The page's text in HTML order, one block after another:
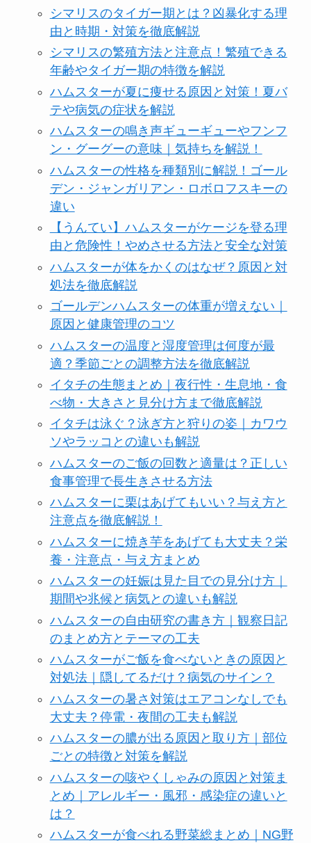
シマリスのタイガー期とは？凶暴化する理
由と時期・対策を徹底解説
シマリスの繁殖方法と注意点！繁殖できる
年齢やタイガー期の特徴を解説
ハムスターが夏に痩せる原因と対策！夏バ
テや病気の症状を解説
ハムスターの鳴き声ギューギューやフンフ
ン・グーグーの意味｜気持ちを解説！
ハムスターの性格を種類別に解説！ゴール
デン・ジャンガリアン・ロボロフスキーの
違い
【うんてい】ハムスターがケージを登る理
由と危険性！やめさせる方法と安全な対策
ハムスターが体をかくのはなぜ？原因と対
処法を徹底解説
ゴールデンハムスターの体重が増えない｜
原因と健康管理のコツ
ハムスターの温度と湿度管理は何度が最
適？季節ごとの調整方法を徹底解説
イタチの生態まとめ｜夜行性・生息地・食
べ物・大きさと見分け方まで徹底解説
イタチは泳ぐ？泳ぎ方と狩りの姿｜カワウ
ソやラッコとの違いも解説
ハムスターのご飯の回数と適量は？正しい
食事管理で長生きさせる方法
ハムスターに栗はあげてもいい？与え方と
注意点を徹底解説！
ハムスターに焼き芋をあげても大丈夫？栄
養・注意点・与え方まとめ
ハムスターの妊娠は見た目での見分け方｜
期間や兆候と病気との違いも解説
ハムスターの自由研究の書き方｜観察日記
のまとめ方とテーマの工夫
ハムスターがご飯を食べないときの原因と
対処法｜隠してるだけ？病気のサイン？
ハムスターの暑さ対策はエアコンなしでも
大丈夫？停電・夜間の工夫も解説
ハムスターの膿が出る原因と取り方｜部位
ごとの特徴と対策を解説
ハムスターの咳やくしゃみの原因と対策ま
とめ｜アレルギー・風邪・感染症の違いと
は？
ハムスターが食べれる野菜総まとめ｜NG野